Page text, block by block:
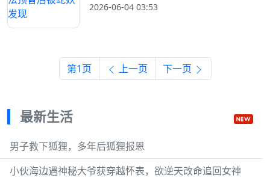
2026-06-04 03:53
第1页 上一页 下一页
最新生活
男子救下狐狸，多年后狐狸报恩
小伙海边遇神秘大爷获穿越怀表，欲逆天改命追回女神